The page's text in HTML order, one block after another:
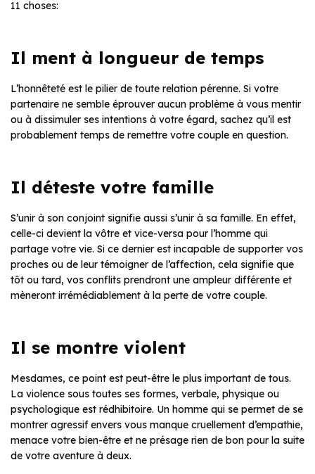
11 choses:
Il ment à longueur de temps
L’honnêteté est le pilier de toute relation pérenne. Si votre
partenaire ne semble éprouver aucun problème à vous mentir
ou à dissimuler ses intentions à votre égard, sachez qu’il est
probablement temps de remettre votre couple en question.
Il déteste votre famille
S’unir à son conjoint signifie aussi s’unir à sa famille. En effet,
celle-ci devient la vôtre et vice-versa pour l’homme qui
partage votre vie. Si ce dernier est incapable de supporter vos
proches ou de leur témoigner de l’affection, cela signifie que
tôt ou tard, vos conflits prendront une ampleur différente et
mèneront irrémédiablement à la perte de votre couple.
Il se montre violent
Mesdames, ce point est peut-être le plus important de tous.
La violence sous toutes ses formes, verbale, physique ou
psychologique est rédhibitoire. Un homme qui se permet de se
montrer agressif envers vous manque cruellement d’empathie,
menace votre bien-être et ne présage rien de bon pour la suite
de votre aventure à deux.